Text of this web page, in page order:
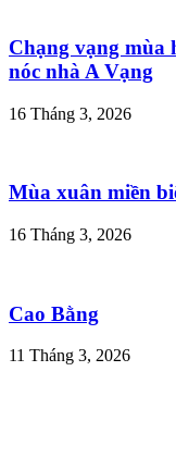
Chạng vạng mùa
nóc nhà A Vạng
16 Tháng 3, 2026
Mùa xuân miền
16 Tháng 3, 2026
Cao Bằng
11 Tháng 3, 2026